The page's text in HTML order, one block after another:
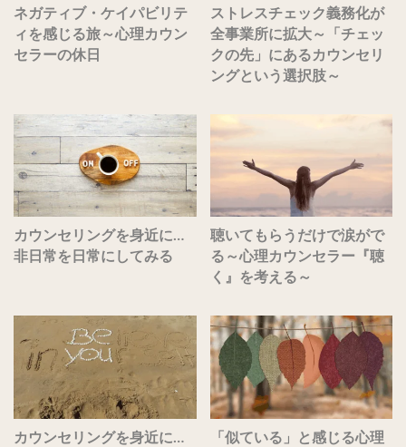
ネガティブ・ケイパビリテ
ィを感じる旅～心理カウン
セラーの休日
ストレスチェック義務化が
全事業所に拡大～「チェッ
クの先」にあるカウンセリ
ングという選択肢～
カウンセリングを身近に…
非日常を日常にしてみる
聴いてもらうだけで涙がで
る～心理カウンセラー『聴
く』を考える～
カウンセリングを身近に…
「似ている」と感じる心理